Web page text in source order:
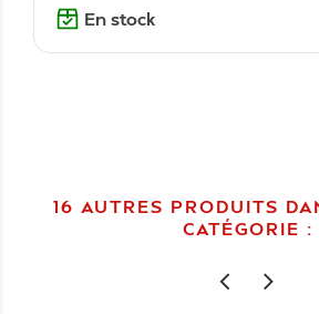
En stock
16 AUTRES PRODUITS
CATÉGORIE :